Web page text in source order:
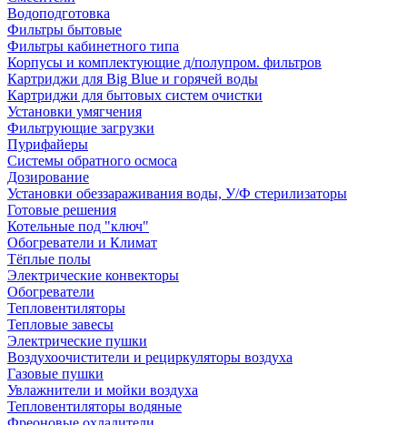
Водоподготовка
Фильтры бытовые
Фильтры кабинетного типа
Корпусы и комплектующие д/полупром. фильтров
Картриджи для Big Blue и горячей воды
Картриджи для бытовых систем очистки
Установки умягчения
Фильтрующие загрузки
Пурифайеры
Системы обратного осмоса
Дозирование
Установки обеззараживания воды, У/Ф стерилизаторы
Готовые решения
Котельные под "ключ"
Обогреватели и Климат
Тёплые полы
Электрические конвекторы
Обогреватели
Тепловентиляторы
Тепловые завесы
Электрические пушки
Воздухоочистители и рециркуляторы воздуха
Газовые пушки
Увлажнители и мойки воздуха
Тепловентиляторы водяные